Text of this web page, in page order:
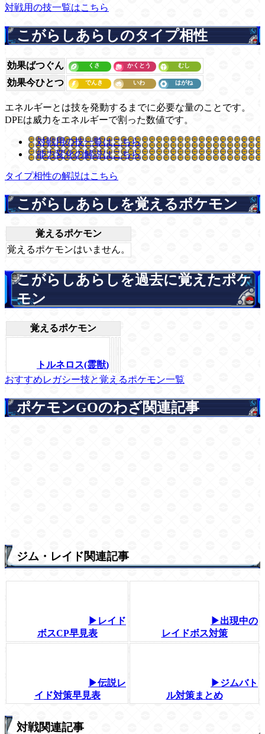
対戦用の技一覧はこちら
こがらしあらしのタイプ相性
効果ばつぐん
効果今ひとつ
エネルギーとは技を発動するまでに必要な量のことです。
DPEは威力をエネルギーで割った数値です。
対戦用の技一覧はこちら
能力変化の解説はこちら
タイプ相性の解説はこちら
こがらしあらしを覚えるポケモン
覚えるポケモン
覚えるポケモンはいません。
こがらしあらしを過去に覚えたポケ
モン
覚えるポケモン
トルネロス(霊獣)
おすすめレガシー技と覚えるポケモン一覧
ポケモンGOのわざ関連記事
ジム・レイド関連記事
▶レイド
ボスCP早見表
▶出現中の
レイドボス対策
▶伝説レ
イド対策早見表
▶ジムバト
ル対策まとめ
対戦関連記事